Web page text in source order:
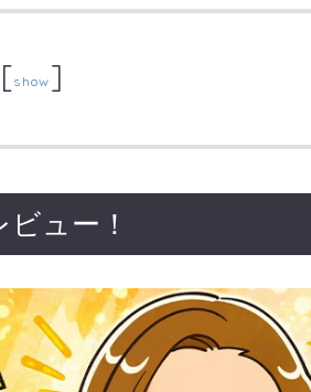
[show ]
ュー！